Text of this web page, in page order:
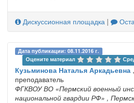
Дискуссионная площадка |
Дата публикации: 08.11.2016 г.
Оцените материал
Кузьминова Наталья Аркадьевна
преподаватель
ФГКВОУ ВО «Пермский военный
национальной гвардии РФ» ,